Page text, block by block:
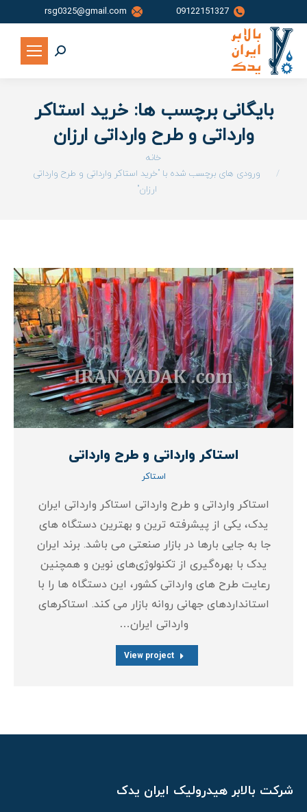
09122151327
rsg0325@gmail.com
جستجو:
بایگانی برچسب ها:خرید استاکر
وارداتی و طرح وارداتی ارزان
خانه
ورودی های برچسب شده با "خرید استاکر وارداتی و طرح وارداتی
ارزان"
استاکر وارداتی و طرح وارداتی
استاکر
استاکر وارداتی و طرح وارداتی استاکر وارداتی ایران
یدک، یکی از پیشرفته‌ ترین و بهترین دستگاه‌ های
جا به‌ جایی بارها در بازار صنعتی می‌ باشد. برند ایران
یدک با بهره‌گیری از تکنولوژی‌های نوین و همچنین
رعایت طرح‌ های وارداتی کشور، این دستگاه‌ ها را با
استانداردهای جهانی روانه بازار می کند. استاکرهای
وارداتی ایران…
View project
شرکت بالابر هیدرولیک ایران یدک